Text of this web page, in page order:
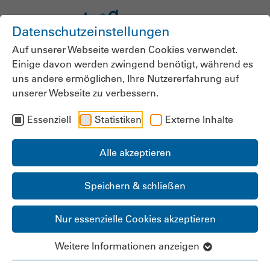
Datenschutzeinstellungen
Auf unserer Webseite werden Cookies verwendet.
Einige davon werden zwingend benötigt, während es
uns andere ermöglichen, Ihre Nutzererfahrung auf
unserer Webseite zu verbessern.
Essenziell Statistiken Externe Inhalte
Alle akzeptieren
Speichern & schließen
Nur essenzielle Cookies akzeptieren
Weitere Informationen anzeigen
LANDESGRUPPE &